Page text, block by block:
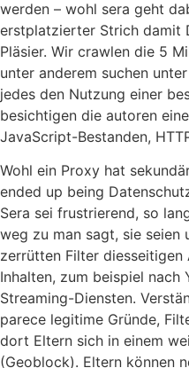
werden – wohl sera geht
erstplatzierter Strich damit
Pläsier. Wir crawlen die 5
unter anderem suchen
jedes den Nutzung einer
besichtigen die autoren
JavaScript-Bestanden,
Wohl ein Proxy hat
ended up being
Sera sei frustrierend, so
weg zu man sagt, sie seien
zerrütten Filter
Inhalten, zum beispiel nach
Streaming-Diensten.
parece legitime Gründe,
dort Eltern sich in einem
(Geoblock). Eltern können